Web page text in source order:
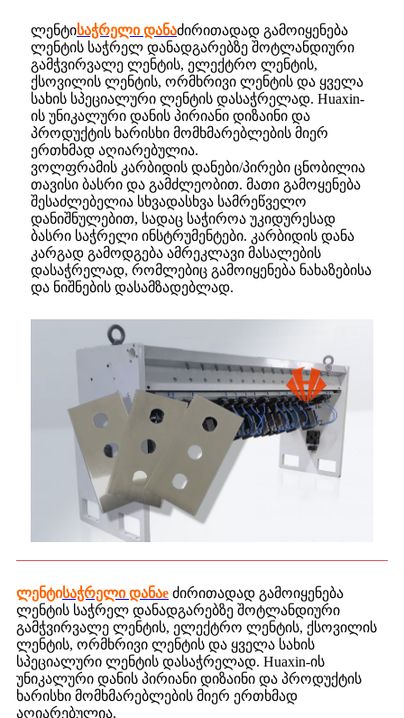
ლენტისაჭრელი დანაძირითადად გამოიყენება
ლენტის საჭრელ დანადგარებზე შოტლანდიური
გამჭვირვალე ლენტის, ელექტრო ლენტის,
ქსოვილის ლენტის, ორმხრივი ლენტის და ყველა
სახის სპეციალური ლენტის დასაჭრელად. Huaxin-
ის უნიკალური დანის პირიანი დიზაინი და
პროდუქტის ხარისხი მომხმარებლების მიერ
ერთხმად აღიარებულია.
ვოლფრამის კარბიდის დანები/პირები ცნობილია
თავისი ბასრი და გამძლეობით. მათი გამოყენება
შესაძლებელია სხვადასხვა სამრეწველო
დანიშნულებით, სადაც საჭიროა უკიდურესად
ბასრი საჭრელი ინსტრუმენტები. კარბიდის დანა
კარგად გამოდგება ამრეკლავი მასალების
დასაჭრელად, რომლებიც გამოიყენება ნახაზებისა
და ნიშნების დასამზადებლად.
ლენტისაჭრელი დანაe ძირითადად გამოიყენება
ლენტის საჭრელ დანადგარებზე შოტლანდიური
გამჭვირვალე ლენტის, ელექტრო ლენტის, ქსოვილის
ლენტის, ორმხრივი ლენტის და ყველა სახის
სპეციალური ლენტის დასაჭრელად. Huaxin-ის
უნიკალური დანის პირიანი დიზაინი და პროდუქტის
ხარისხი მომხმარებლების მიერ ერთხმად
აღიარებულია.